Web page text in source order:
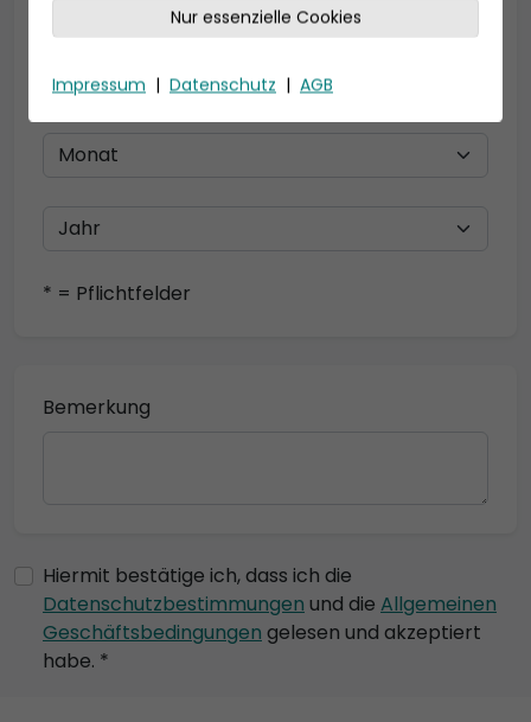
Geburtsdatum
* = Pflichtfelder
Bemerkung
Hiermit bestätige ich, dass ich die
Datenschutzbestimmungen und die Allgemeinen
Geschäftsbedingungen gelesen und akzeptiert
habe. *
Nur essenzielle Cookies
Impressum | Datenschutz | AGB